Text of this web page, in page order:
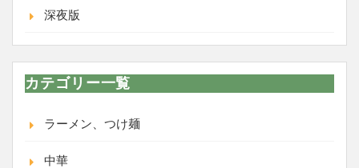
深夜版
カテゴリー一覧
ラーメン、つけ麺
中華